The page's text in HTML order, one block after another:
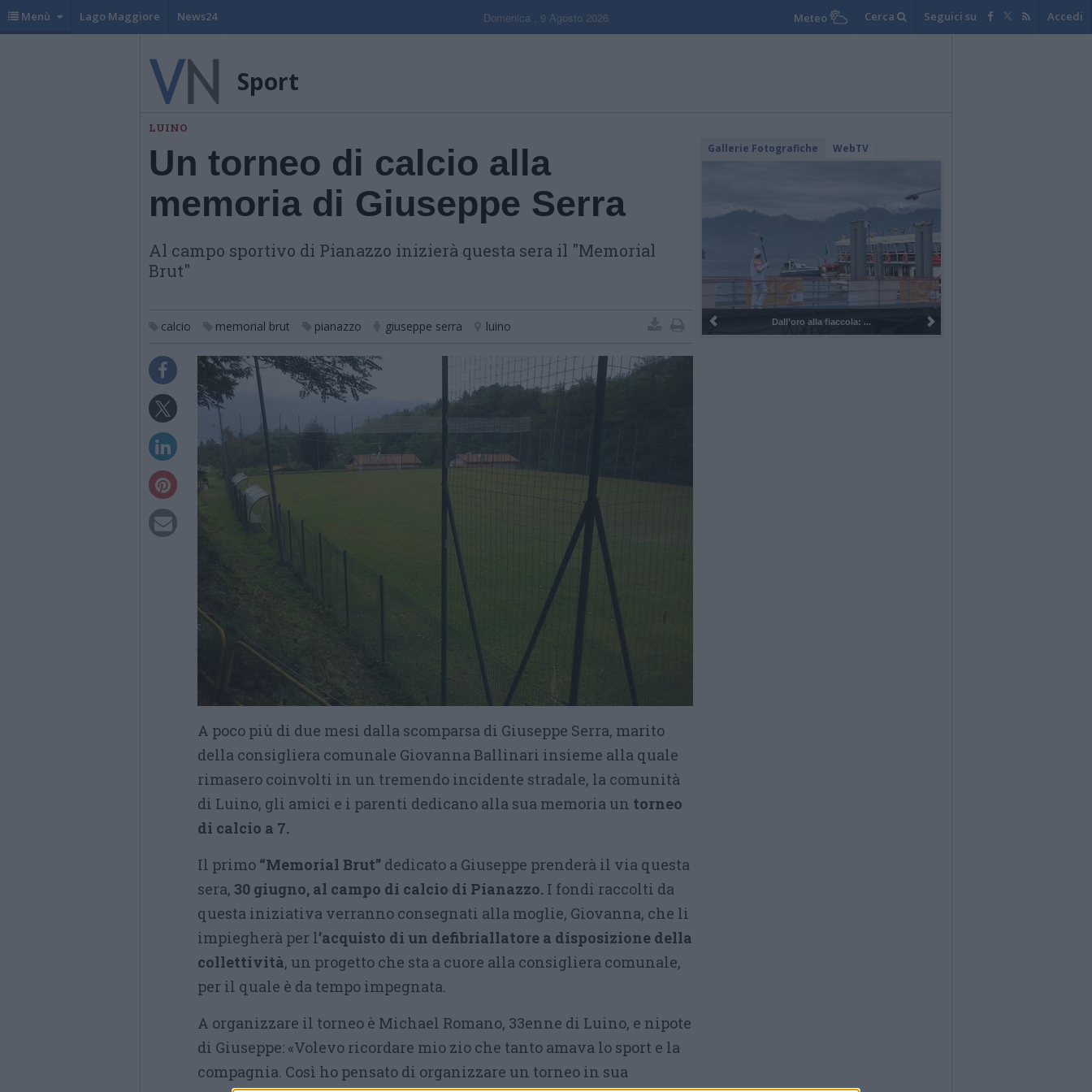
Menù Lago Maggiore News24 Domenica , 9 Agosto 2026 Meteo Cerca Seguici su Accedi
Sport
LUINO
Un torneo di calcio alla
memoria di Giuseppe Serra
Al campo sportivo di Pianazzo inizierà questa sera il "Memorial
Brut"
calcio memorial brut pianazzo giuseppe serra luino
A poco più di due mesi dalla scomparsa di Giuseppe Serra, marito
della consigliera comunale Giovanna Ballinari insieme alla quale
rimasero coinvolti in un tremendo incidente stradale, la comunità
di Luino, gli amici e i parenti dedicano alla sua memoria un torneo
di calcio a 7.
Il primo “Memorial Brut” dedicato a Giuseppe prenderà il via questa
sera, 30 giugno, al campo di calcio di Pianazzo. I fondi raccolti da
questa iniziativa verranno consegnati alla moglie, Giovanna, che li
impiegherà per l’acquisto di un defibriallatore a disposizione della
collettività, un progetto che sta a cuore alla consigliera comunale,
per il quale è da tempo impegnata.
A organizzare il torneo è Michael Romano, 33enne di Luino, e nipote
di Giuseppe: «Volevo ricordare mio zio che tanto amava lo sport e la
compagnia. Così ho pensato di organizzare un torneo in sua
Gallerie Fotografiche WebTV
I 100 anni del Corpo Musicale di